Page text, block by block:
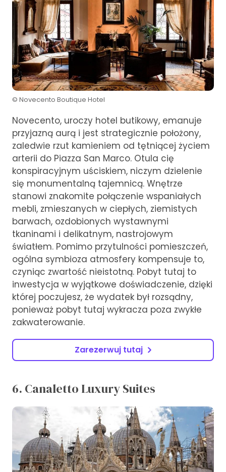
© Novecento Boutique Hotel
Novecento, uroczy hotel butikowy, emanuje
przyjazną aurą i jest strategicznie położony,
zaledwie rzut kamieniem od tętniącej życiem
arterii do Piazza San Marco. Otula cię
konspiracyjnym uściskiem, niczym dzielenie
się monumentalną tajemnicą. Wnętrze
stanowi znakomite połączenie wspaniałych
mebli, zmieszanych w ciepłych, ziemistych
barwach, ozdobionych wystawnymi
tkaninami i delikatnym, nastrojowym
światłem. Pomimo przytulności pomieszczeń,
ogólna symbioza atmosfery kompensuje to,
czyniąc zwartość nieistotną. Pobyt tutaj to
inwestycja w wyjątkowe doświadczenie, dzięki
której poczujesz, że wydatek był rozsądny,
ponieważ pobyt tutaj wykracza poza zwykłe
zakwaterowanie.
Zarezerwuj tutaj
6. Canaletto Luxury Suites